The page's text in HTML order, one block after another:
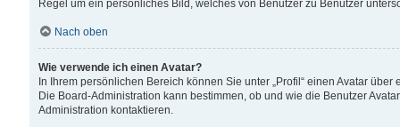
Regel um ein persönliches Bild, welches von Benutzer zu Benutzer
Nach oben
Wie verwende ich einen Avatar?
In Ihrem persönlichen Bereich können Sie unter „Profil“ einen Avatar
Die Board-Administration kann bestimmen, ob und wie die Benutzer
Administration kontaktieren.